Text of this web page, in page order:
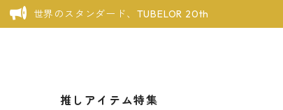
世界のスタンダード、TUBELOR 20th
推しアイテム特集